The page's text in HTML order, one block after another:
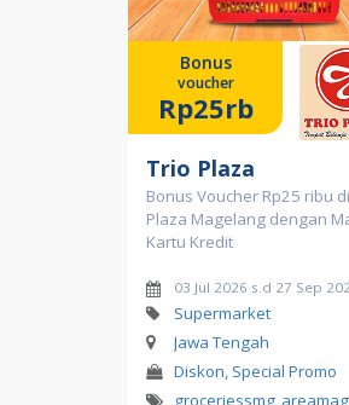
Bonus
voucher
Rp25rb
Trio Plaza
Bonus Voucher Rp25 ribu
Plaza Magelang dengan
Kartu Kredit
03 Jul 2026 s.d 27 Sep
Supermarket
Jawa Tengah
Diskon, Special Promo
groceriessmg,